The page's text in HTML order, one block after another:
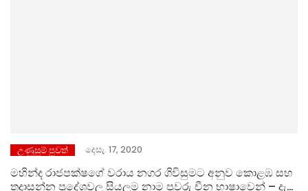
උණුසුම් පුවත් දෙසැ. 17, 2020
මහින්ද රාජපක්ෂගේ වරාය නගර ගිවිසුමට අනුව කොළඹ සහ
තදාසන්න ප්‍රදේශවල සියලුම නාම පුවරු චීන භාෂාවෙන් – දැන්